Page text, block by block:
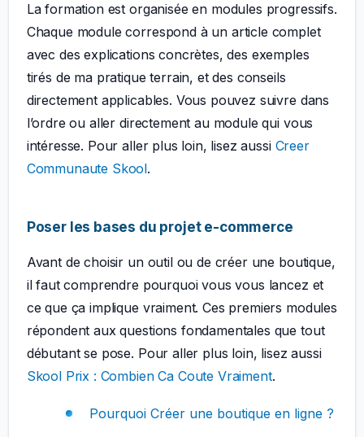
La formation est organisée en modules progressifs.
Chaque module correspond à un article complet
avec des explications concrètes, des exemples
tirés de ma pratique terrain, et des conseils
directement applicables. Vous pouvez suivre dans
l’ordre ou aller directement au module qui vous
intéresse. Pour aller plus loin, lisez aussi Creer
Communaute Skool.
Poser les bases du projet e-commerce
Avant de choisir un outil ou de créer une boutique,
il faut comprendre pourquoi vous vous lancez et
ce que ça implique vraiment. Ces premiers modules
répondent aux questions fondamentales que tout
débutant se pose. Pour aller plus loin, lisez aussi
Skool Prix : Combien Ca Coute Vraiment.
Pourquoi Créer une boutique en ligne ?